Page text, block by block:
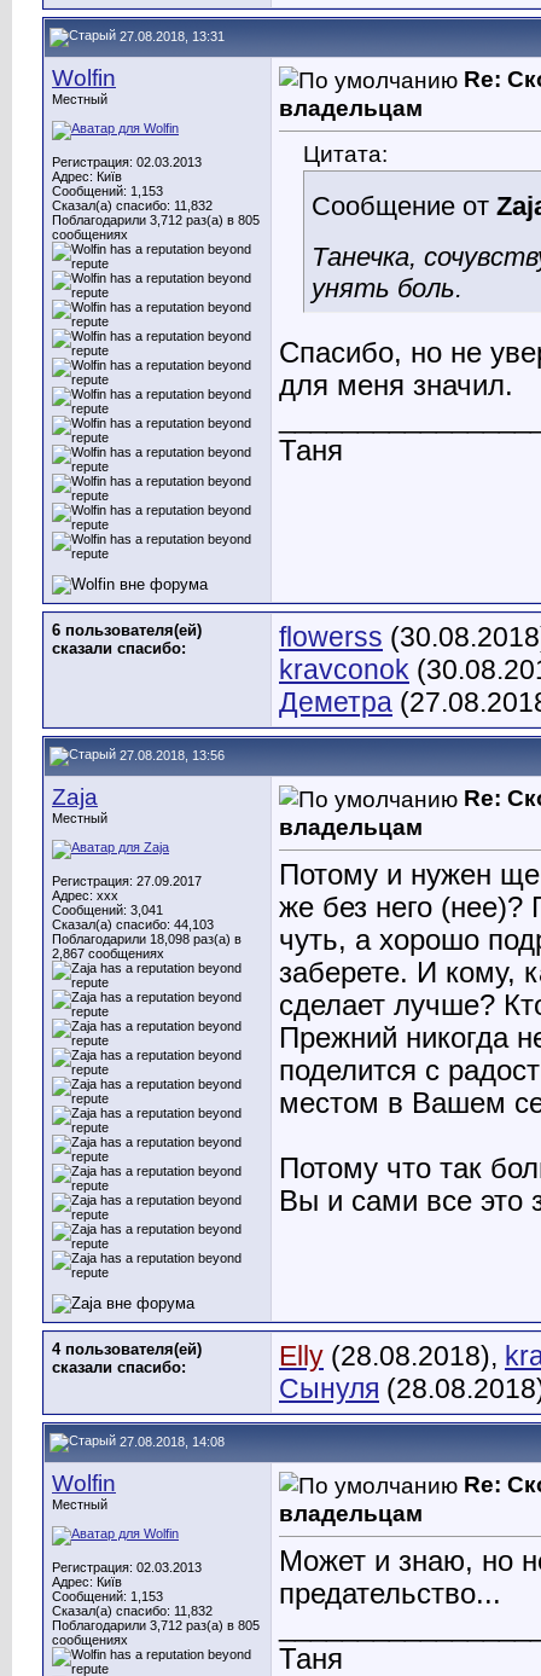
27.08.2018, 13:31
Wolfin
Местный
Регистрация: 02.03.2013
Адрес: Київ
Сообщений: 1,153
Сказал(а) спасибо: 11,832
Поблагодарили 3,712 раз(а) в 805
сообщениях
Re:
владельцам
Цитата:
Сообщение от
Танечка,
унять боль.
Спасибо, но не
для меня значил.
Таня
6 пользователя(ей)
сказали cпасибо:
flowerss
kravconok
Деметра
27.08.2018, 13:56
Zaja
Местный
Регистрация: 27.09.2017
Адрес: ххх
Сообщений: 3,041
Сказал(а) спасибо: 44,103
Поблагодарили 18,098 раз(а) в
2,867 сообщениях
Re:
владельцам
Потому и нужен
же без него (нее)?
чуть, а хорошо
заберете. И кому,
сделает лучше?
Прежний никогда
поделится с
местом в Вашем
Потому что так
Вы и сами все это
4 пользователя(ей)
сказали cпасибо:
Elly (28.08.2018),
Сынуля
27.08.2018, 14:08
Wolfin
Местный
Регистрация: 02.03.2013
Адрес: Київ
Сообщений: 1,153
Сказал(а) спасибо: 11,832
Поблагодарили 3,712 раз(а) в 805
сообщениях
Re:
владельцам
Может и знаю, но
предательство...
Таня